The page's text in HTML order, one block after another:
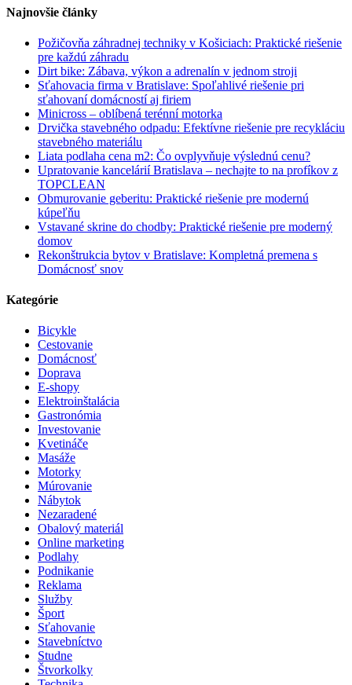
Najnovšie články
Požičovňa záhradnej techniky v Košiciach: Praktické riešenie
pre každú záhradu
Dirt bike: Zábava, výkon a adrenalín v jednom stroji
Sťahovacia firma v Bratislave: Spoľahlivé riešenie pri
sťahovaní domácností aj firiem
Minicross – oblíbená terénní motorka
Drvička stavebného odpadu: Efektívne riešenie pre recykláciu
stavebného materiálu
Liata podlaha cena m2: Čo ovplyvňuje výslednú cenu?
Upratovanie kancelárií Bratislava – nechajte to na profíkov z
TOPCLEAN
Obmurovanie geberitu: Praktické riešenie pre modernú
kúpeľňu
Vstavané skrine do chodby: Praktické riešenie pre moderný
domov
Rekonštrukcia bytov v Bratislave: Kompletná premena s
Domácnosť snov
Kategórie
Bicykle
Cestovanie
Domácnosť
Doprava
E-shopy
Elektroinštalácia
Gastronómia
Investovanie
Kvetináče
Masáže
Motorky
Múrovanie
Nábytok
Nezaradené
Obalový materiál
Online marketing
Podlahy
Podnikanie
Reklama
Služby
Šport
Sťahovanie
Stavebníctvo
Studne
Štvorkolky